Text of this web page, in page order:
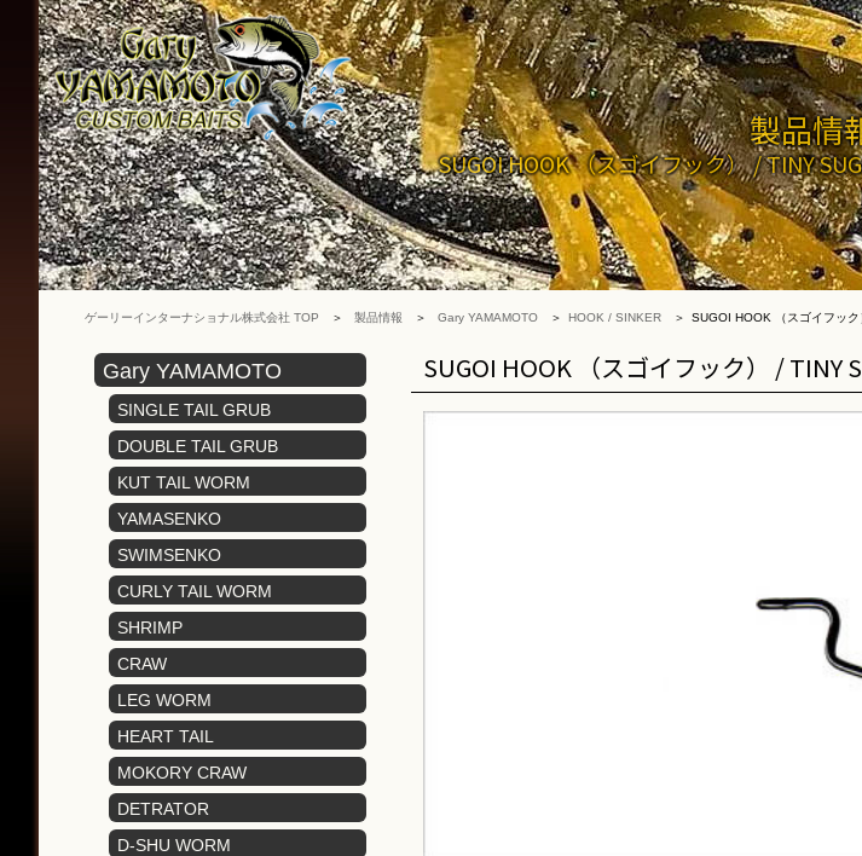
ゲ
ー
リ
ー
イ
ン
タ
ー
ナ
シ
ョ
ナ
製品情
SUGOI HOOK （スゴイフック） / TINY
ゲーリーインターナショナル株式会社 TOP 製品情報 Gary YAMAMOTO HOOK / SINKER SUGOI HOOK （スゴイフッ
SUGOI HOOK （スゴイフック） / TINY
Gary YAMAMOTO
ゲーリーヤマモト
SINGLE TAIL GRUB
シングルテールグラブ
DOUBLE TAIL GRUB
ダブルテールグラブ
KUT TAIL WORM
カットテールワーム
YAMASENKO
ヤマセンコー
SWIMSENKO
スイムセンコー
CURLY TAIL WORM
カーリーテール
SHRIMP
シュリンプ
CRAW
クロー
LEG WORM
レッグワーム
HEART TAIL
ハートテール
MOKORY CRAW
モコリークロー
DETRATOR
ディトレーター
D-SHU WORM